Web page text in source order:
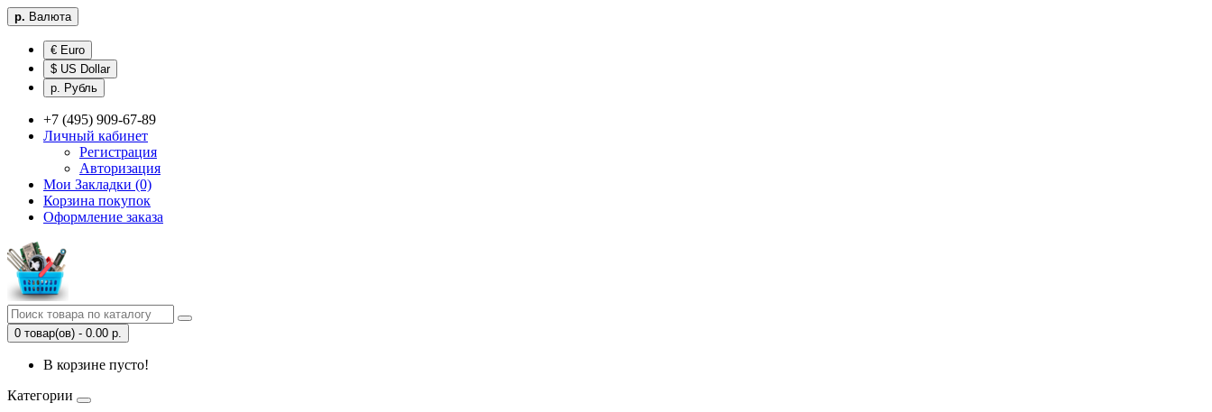
р. Валюта
€ Euro
$ US Dollar
р. Рубль
+7 (495) 909-67-89
Личный кабинет
Регистрация
Авторизация
Мои Закладки (0)
Корзина покупок
Оформление заказа
0 товар(ов) - 0.00 р.
В корзине пусто!
Категории